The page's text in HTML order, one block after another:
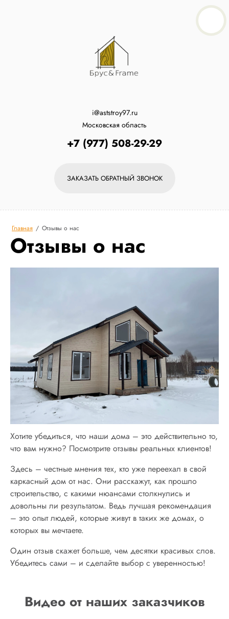
Московская область
i@aststroy97.ru
+7 (977) 508-29-29
ЗАКАЗАТЬ ОБРАТНЫЙ ЗВОНОК
Главная / Отзывы о нас
Отзывы о нас
Хотите убедиться, что наши дома – это действительно то,
что вам нужно? Посмотрите отзывы реальных клиентов!
Здесь – честные мнения тех, кто уже переехал в свой
каркасный дом от нас. Они расскажут, как прошло
строительство, с какими нюансами столкнулись и
довольны ли результатом. Ведь лучшая рекомендация
– это опыт людей, которые живут в таких же домах, о
которых вы мечтаете.
Один отзыв скажет больше, чем десятки красивых слов.
Убедитесь сами – и сделайте выбор с уверенностью!
Видео от наших заказчиков